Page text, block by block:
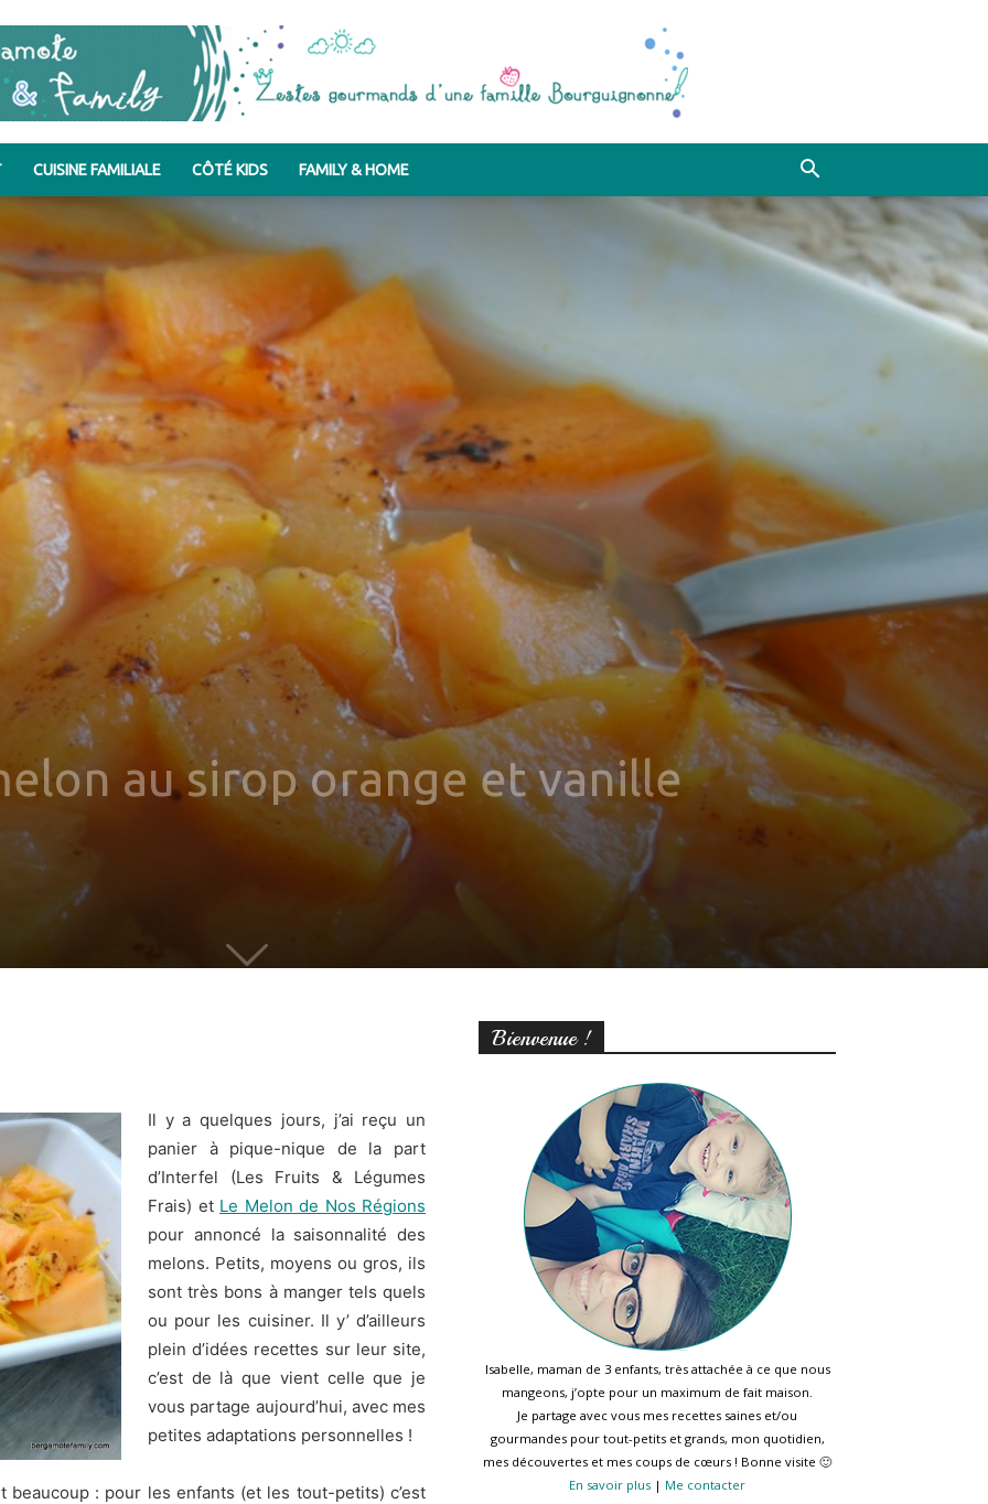
&
Family
CUISINE FAMILIALE CÔTÉ KIDS FAMILY & HOME
au sirop orange et vanille
Il y a quelques jours, j’ai reçu un
panier à pique-nique de la part
d’Interfel (Les Fruits & Légumes
Frais) et Le Melon de Nos Régions
pour annoncé la saisonnalité des
melons. Petits, moyens ou gros, ils
sont très bons à manger tels quels
ou pour les cuisiner. Il y’ d’ailleurs
plein d’idées recettes sur leur site,
c’est de là que vient celle que je
vous partage aujourd’hui, avec mes
petites adaptations personnelles !
beaucoup : pour les enfants (et les tout-petits) c’est
Bienvenue !
Isabelle, maman de 3 enfants, très attachée à ce que nous
mangeons, j’opte pour un maximum de fait maison.
Je partage avec vous mes recettes saines et/ou
gourmandes pour tout-petits et grands, mon quotidien,
mes découvertes et mes coups de cœurs ! Bonne visite 🙂
En savoir plus | Me contacter